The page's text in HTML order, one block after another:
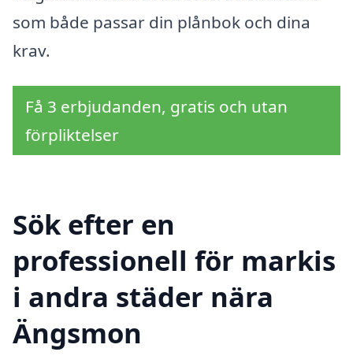
som både passar din plånbok och dina
krav.
Få 3 erbjudanden, gratis och utan
förpliktelser
Sök efter en
professionell för markis
i andra städer nära
Ängsmon